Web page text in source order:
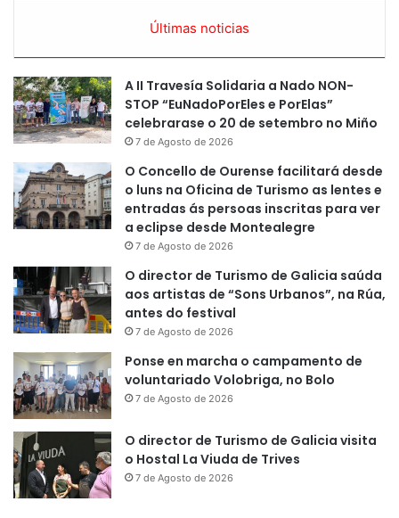
Últimas noticias
A II Travesía Solidaria a Nado NON-
STOP “EuNadoPorEles e PorElas”
celebrarase o 20 de setembro no Miño
7 de Agosto de 2026
O Concello de Ourense facilitará desde
o luns na Oficina de Turismo as lentes e
entradas ás persoas inscritas para ver
a eclipse desde Montealegre
7 de Agosto de 2026
O director de Turismo de Galicia saúda
aos artistas de “Sons Urbanos”, na Rúa,
antes do festival
7 de Agosto de 2026
Ponse en marcha o campamento de
voluntariado Volobriga, no Bolo
7 de Agosto de 2026
O director de Turismo de Galicia visita
o Hostal La Viuda de Trives
7 de Agosto de 2026